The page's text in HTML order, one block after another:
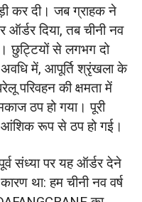
कर दी। जब ग्राहक ने
दिया, तब चीनी नव
छुट्टियों से लगभग दो
में, आपूर्ति श्रृंखला के
परिवहन की क्षमता में
ठप हो गया। पूरी
आंशिक रूप से ठप हो गई।
संध्या पर यह ऑर्डर देने
था: हम चीनी नव वर्ष